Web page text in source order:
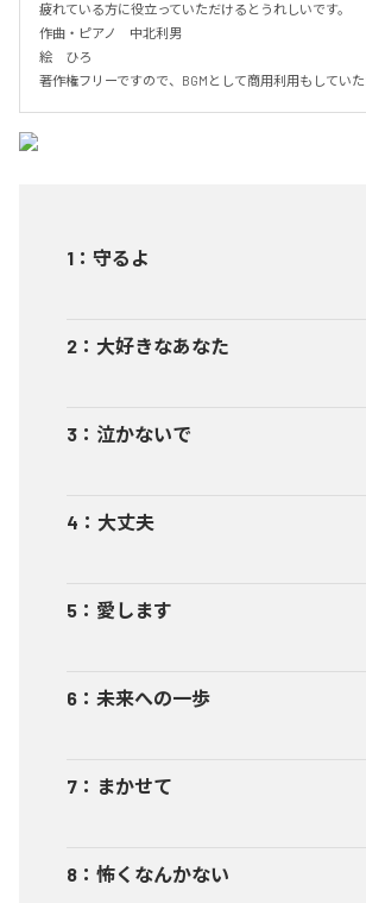
疲れている方に役立っていただけるとうれしいです。
作曲・ピアノ　中北利男
絵　ひろ
著作権フリーですので、BGMとして商用利用もしていた
1 ： 守るよ
2 ： 大好きなあなた
3 ： 泣かないで
4 ： 大丈夫
5 ： 愛します
6 ： 未来への一歩
7 ： まかせて
8 ： 怖くなんかない